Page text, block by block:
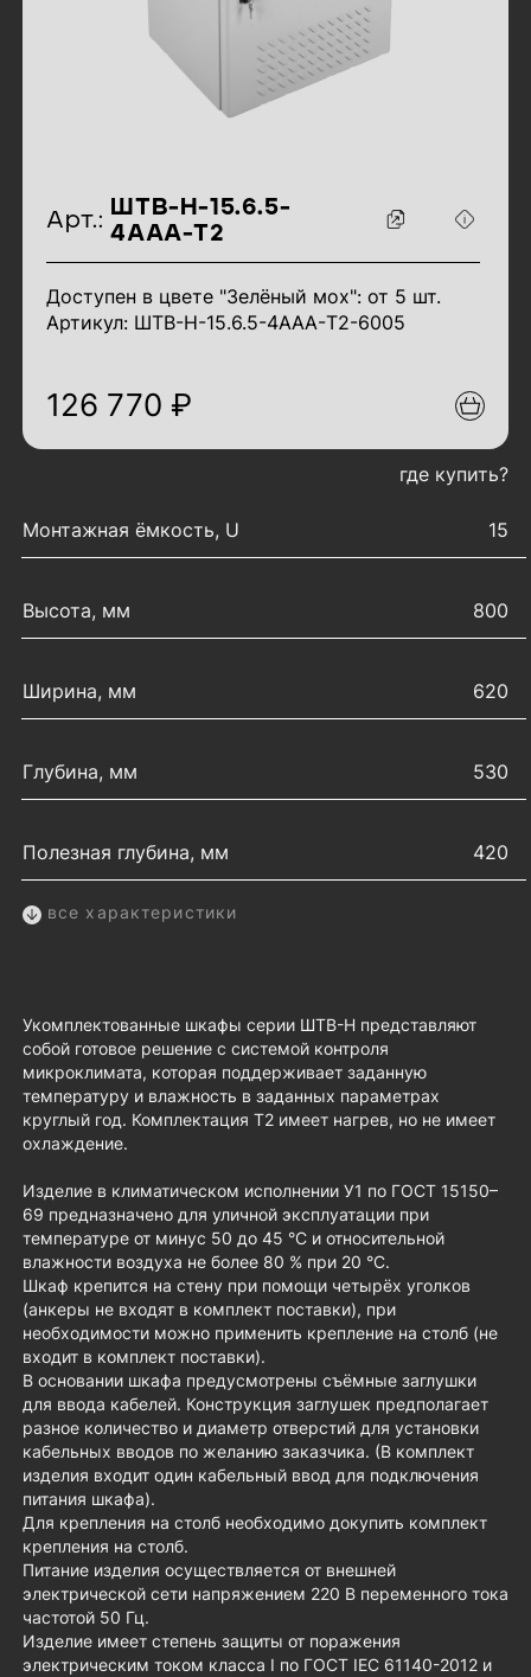
идентификаторы товара
Арт.:
ШТВ-Н-15.6.5-
4ААА-Т2
Доступен в цвете "Зелёный мох": от 5 шт.
Артикул: ШТВ-Н-15.6.5-4ААА-T2-6005
126 770 ₽
где купить?
Монтажная ёмкость, U
15
Высота, мм 800
Ширина, мм 620
Глубина, мм 530
Полезная глубина, мм 420
все характеристики
Укомплектованные шкафы серии ШТВ-Н представляют
собой готовое решение с системой контроля
микроклимата, которая поддерживает заданную
температуру и влажность в заданных параметрах
круглый год. Комплектация Т2 имеет нагрев, но не имеет
охлаждение.
Изделие в климатическом исполнении У1 по ГОСТ 15150–
69 предназначено для уличной эксплуатации при
температуре от минус 50 до 45 °С и относительной
влажности воздуха не более 80 % при 20 °С.
Шкаф крепится на стену при помощи четырёх уголков
(анкеры не входят в комплект поставки), при
необходимости можно применить крепление на столб (не
входит в комплект поставки).
В основании шкафа предусмотрены съёмные заглушки
для ввода кабелей. Конструкция заглушек предполагает
разное количество и диаметр отверстий для установки
кабельных вводов по желанию заказчика. (В комплект
изделия входит один кабельный ввод для подключения
питания шкафа).
Для крепления на столб необходимо докупить комплект
крепления на столб.
Питание изделия осуществляется от внешней
электрической сети напряжением 220 В переменного тока
частотой 50 Гц.
Изделие имеет степень защиты от поражения
электрическим током класса I по ГОСТ IEC 61140-2012 и